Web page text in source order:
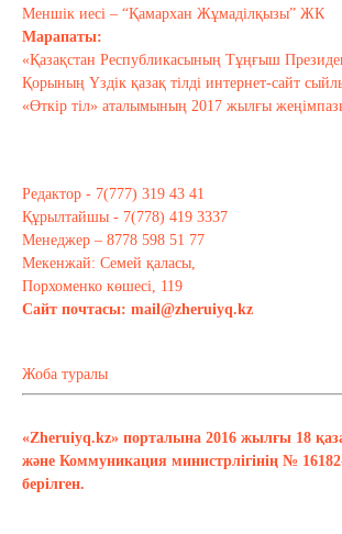
Меншік иесі – “Қамархан Жұмаділқызы” ЖК
Марапаты:
«Қазақстан Республикасының Тұңғыш
Қорының Үздік қазақ тілді интернет-сайт
«Өткір тіл» аталымының 2017 жылғы
Редактор - 7(777) 319 43 41
Құрылтайшы - 7(778) 419 3337
Менеджер – 8778 598 51 77
Мекенжай: Семей қаласы,
Порхоменко көшесі, 119
Сайт почтасы: mail@zheruiyq.kz
Жоба туралы
«Zheruiyq.kz» порталына 2016 жылғы 18
және Коммуникация министрлігінің №
берілген.